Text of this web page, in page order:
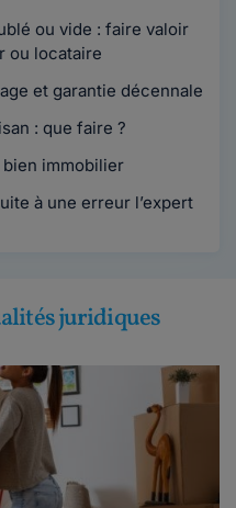
ou vide : faire valoir
ou locataire
et garantie décennale
: que faire ?
bien immobilier
à une erreur l’expert
juridiques